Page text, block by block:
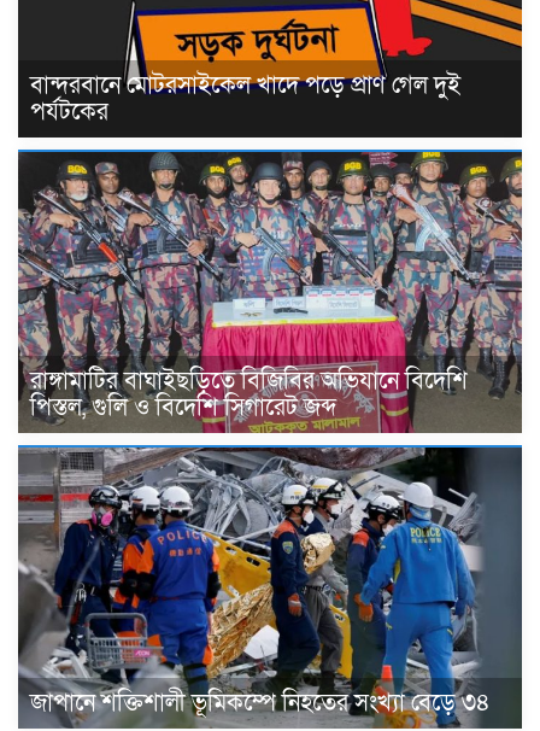
বান্দরবানে মোটরসাইকেল খাদে পড়ে প্রাণ গেল দুই
পর্যটকের
রাঙ্গামাটির বাঘাইছড়িতে বিজিবির অভিযানে বিদেশি
পিস্তল, গুলি ও বিদেশি সিগারেট জব্দ
জাপানে শক্তিশালী ভূমিকম্পে নিহতের সংখ্যা বেড়ে ৩৪